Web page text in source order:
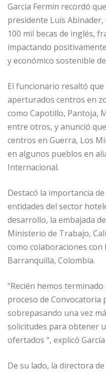
García Fermín recordó
presidente Luis
100 mil becas de inglés,
impactando
y económico sostenible
El funcionario resaltó
aperturados centros en
como Capotillo, Pantoja,
entre otros, y anunció
centros en Guerra, Los
en algunos pueblos en
Internacional.
Destacó la importancia
entidades del sector
desarrollo, la embajada
Ministerio de Trabajo,
como colaboraciones con
Barranquilla, Colombia.
“Recién hemos
proceso de Convocatoria
sobrepasando una vez
solicitudes para obtener
ofertados “, explicó
De su lado, la directora